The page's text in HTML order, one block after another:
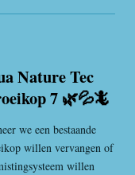
Nature Tec
7 🌿💦🦎
we een bestaande
willen vervangen of
willen